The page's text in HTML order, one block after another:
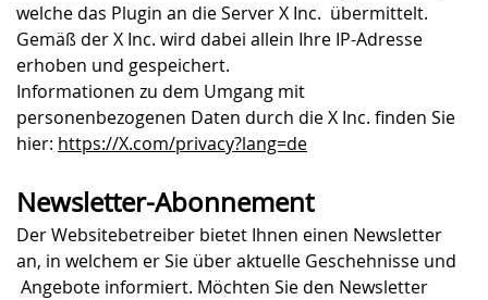
welche das Plugin an die Server X Inc. übermittelt.
Gemäß der X Inc. wird dabei allein Ihre IP-Adresse
erhoben und gespeichert.
Informationen zu dem Umgang mit
personenbezogenen Daten durch die X Inc. finden Sie
hier: https://X.com/privacy?lang=de
Newsletter-Abonnement
Der Websitebetreiber bietet Ihnen einen Newsletter
an, in welchem er Sie über aktuelle Geschehnisse und
Angebote informiert. Möchten Sie den Newsletter